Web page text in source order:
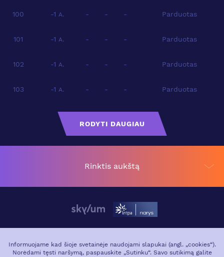
100 -1 A. - - - Parduotas
101 -1 A. - - - Parduotas
102 -1 A. - - - Parduotas
103 -1 A. - - - Parduotas
RODYTI DAUGIAU
Rinktis aukštą
VIETA MIESTE
GALERIJA
Informuojame kad šioje svetainėje naudojami slapukai (angl. „cookies“).
Norėdami tęsti naršymą, paspauskite „Sutinku“. Savo sutikimą galite